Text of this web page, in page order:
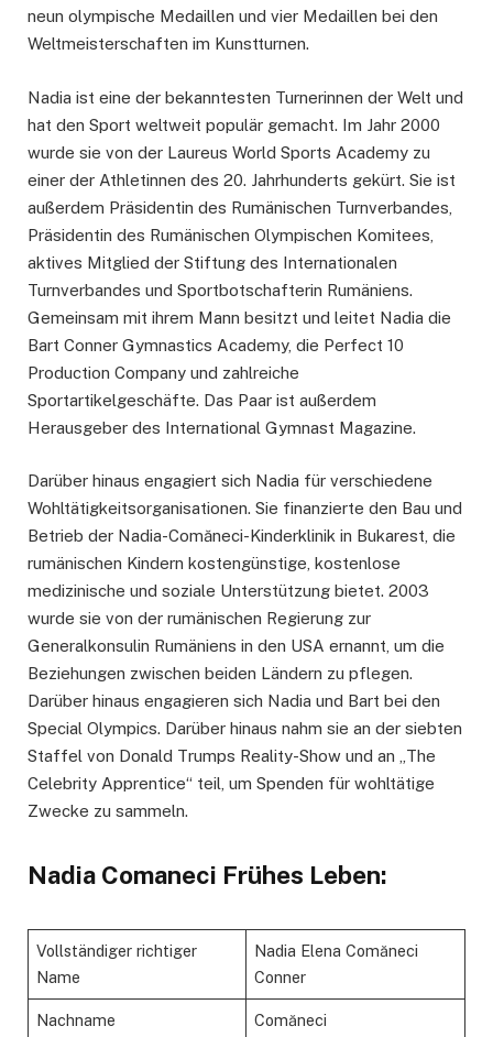
neun olympische Medaillen und vier Medaillen bei den
Weltmeisterschaften im Kunstturnen.
Nadia ist eine der bekanntesten Turnerinnen der Welt und
hat den Sport weltweit populär gemacht. Im Jahr 2000
wurde sie von der Laureus World Sports Academy zu
einer der Athletinnen des 20. Jahrhunderts gekürt. Sie ist
außerdem Präsidentin des Rumänischen Turnverbandes,
Präsidentin des Rumänischen Olympischen Komitees,
aktives Mitglied der Stiftung des Internationalen
Turnverbandes und Sportbotschafterin Rumäniens.
Gemeinsam mit ihrem Mann besitzt und leitet Nadia die
Bart Conner Gymnastics Academy, die Perfect 10
Production Company und zahlreiche
Sportartikelgeschäfte. Das Paar ist außerdem
Herausgeber des International Gymnast Magazine.
Darüber hinaus engagiert sich Nadia für verschiedene
Wohltätigkeitsorganisationen. Sie finanzierte den Bau und
Betrieb der Nadia-Comăneci-Kinderklinik in Bukarest, die
rumänischen Kindern kostengünstige, kostenlose
medizinische und soziale Unterstützung bietet. 2003
wurde sie von der rumänischen Regierung zur
Generalkonsulin Rumäniens in den USA ernannt, um die
Beziehungen zwischen beiden Ländern zu pflegen.
Darüber hinaus engagieren sich Nadia und Bart bei den
Special Olympics. Darüber hinaus nahm sie an der siebten
Staffel von Donald Trumps Reality-Show und an „The
Celebrity Apprentice“ teil, um Spenden für wohltätige
Zwecke zu sammeln.
Nadia Comaneci Frühes Leben:
Vollständiger richtiger
Name
Nadia Elena Comăneci
Conner
Nachname Comăneci